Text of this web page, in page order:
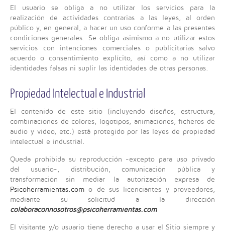
El usuario se obliga a no utilizar los servicios para la
realización de actividades contrarias a las leyes, al orden
público y, en general, a hacer un uso conforme a las presentes
condiciones generales. Se obliga asimismo a no utilizar estos
servicios con intenciones comerciales o publicitarias salvo
acuerdo o consentimiento explícito, así como a no utilizar
identidades falsas ni suplir las identidades de otras personas.
Propiedad Intelectual e Industrial
El contenido de este sitio (incluyendo diseños, estructura,
combinaciones de colores, logotipos, animaciones, ficheros de
audio y video, etc.) está protegido por las leyes de propiedad
intelectual e industrial.
Queda prohibida su reproducción -excepto para uso privado
del usuario-, distribución, comunicación pública y
transformación sin mediar la autorización expresa de
Psicoherramientas.com o de sus licenciantes y proveedores,
mediante su solicitud a la dirección
colaboraconnosotros@psicoherramientas.com
El visitante y/o usuario tiene derecho a usar el Sitio siempre y